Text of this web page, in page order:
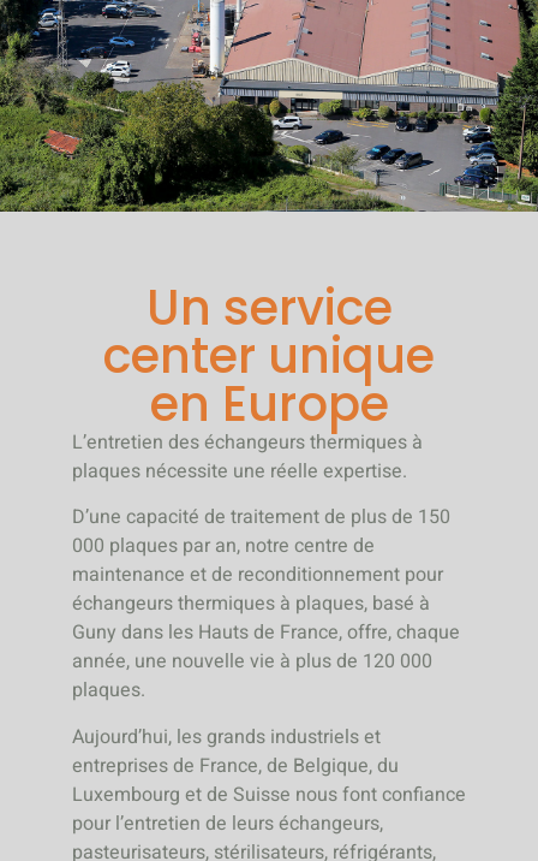
Un service
center unique
en Europe
L’entretien des échangeurs thermiques à
plaques nécessite une réelle expertise.
D’une capacité de traitement de plus de 150
000 plaques par an, notre centre de
maintenance et de reconditionnement pour
échangeurs thermiques à plaques, basé à
Guny dans les Hauts de France, offre, chaque
année, une nouvelle vie à plus de 120 000
plaques.
Aujourd’hui, les grands industriels et
entreprises de France, de Belgique, du
Luxembourg et de Suisse nous font confiance
pour l’entretien de leurs échangeurs,
pasteurisateurs, stérilisateurs, réfrigérants,